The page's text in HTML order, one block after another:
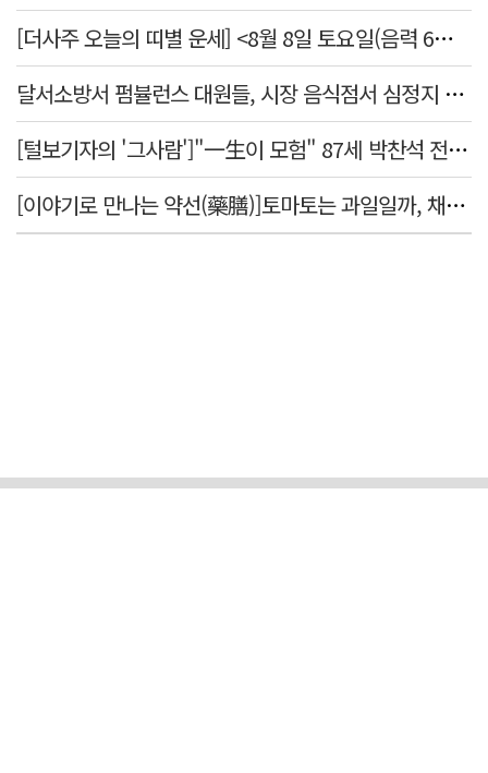
[더사주 오늘의 띠별 운세] <8월 8일 토요일(음력 6월26일)>
달서소방서 펌뷸런스 대원들, 시장 음식점서 심정지 환자 생명 살려
[털보기자의 '그사람']"一生이 모험" 87세 박찬석 전 경북대 총장
[이야기로 만나는 약선(藥膳)]토마토는 과일일까, 채소일까